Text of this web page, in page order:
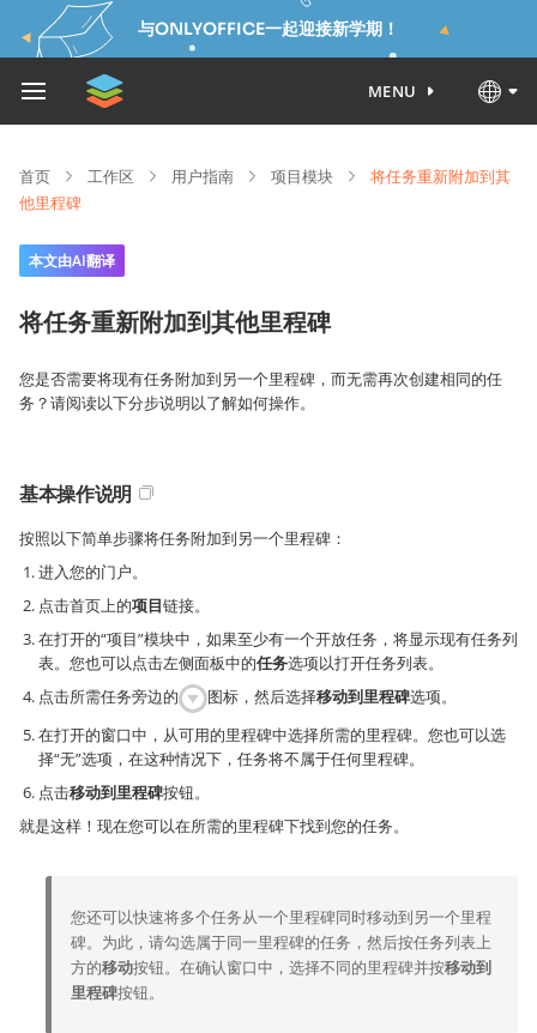
与ONLYOFFICE一起迎接新学期！
MENU
首页 工作区 用户指南 项目模块
将任务重新附加到其
他里程碑
本文由AI翻译
将任务重新附加到其他里程碑
您是否需要将现有任务附加到另一个里程碑，而无需再次创建相同的任
务？请阅读以下分步说明以了解如何操作。
基本操作说明
按照以下简单步骤将任务附加到另一个里程碑：
进入您的门户。
点击首页上的项目链接。
在打开的“项目”模块中，如果至少有一个开放任务，将显示现有任务列
表。您也可以点击左侧面板中的任务选项以打开任务列表。
点击所需任务旁边的
图标，然后选择移动到里程碑选项。
在打开的窗口中，从可用的里程碑中选择所需的里程碑。您也可以选
择“无”选项，在这种情况下，任务将不属于任何里程碑。
点击移动到里程碑按钮。
就是这样！现在您可以在所需的里程碑下找到您的任务。
您还可以快速将多个任务从一个里程碑同时移动到另一个里程
碑。为此，请勾选属于同一里程碑的任务，然后按任务列表上
方的移动按钮。在确认窗口中，选择不同的里程碑并按移动到
里程碑按钮。